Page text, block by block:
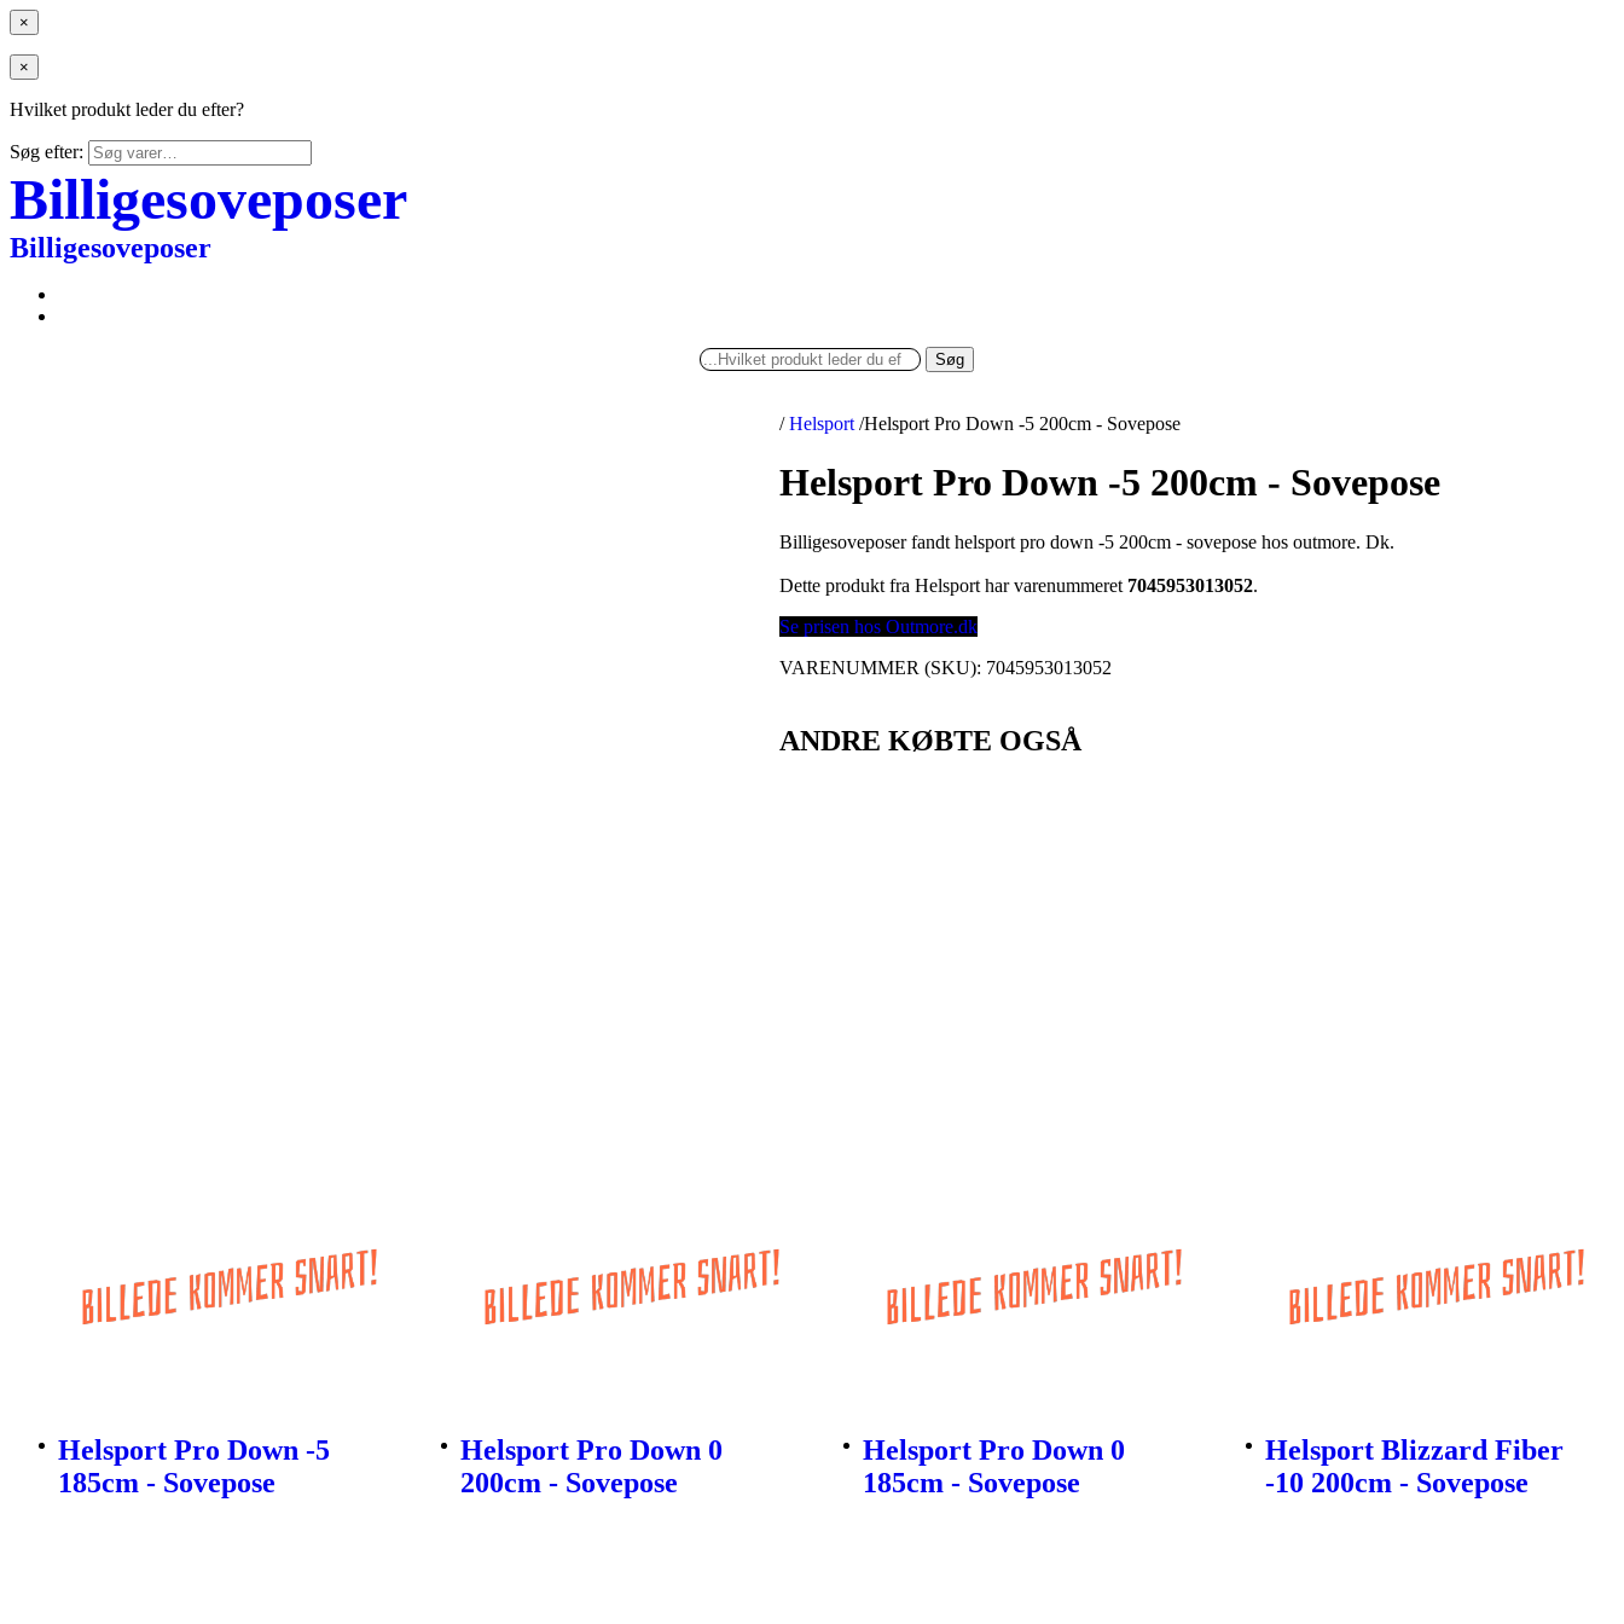
×
×
Hvilket produkt leder du efter?
Søg efter:
Billigesoveposer
Billigesoveposer
Søg
/ Helsport /Helsport Pro Down -5 200cm - Sovepose
Helsport Pro Down -5 200cm - Sovepose
Billigesoveposer fandt helsport pro down -5 200cm - sovepose hos outmore. Dk.
Dette produkt fra Helsport har varenummeret 7045953013052.
Se prisen hos Outmore.dk
VARENUMMER (SKU): 7045953013052
ANDRE KØBTE OGSÅ
Helsport Pro Down -5
185cm - Sovepose
Helsport Pro Down 0
200cm - Sovepose
Helsport Pro Down 0
185cm - Sovepose
Helsport Blizzard Fiber
-10 200cm - Sovepose